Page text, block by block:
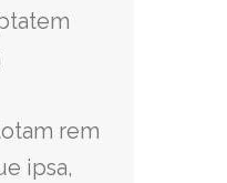
rem
ipsa,